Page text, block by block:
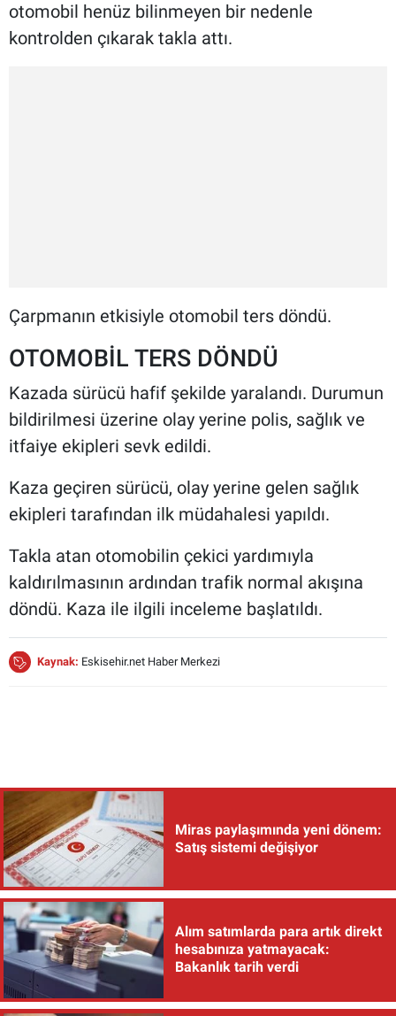
otomobil henüz bilinmeyen bir nedenle
kontrolden çıkarak takla attı.
Çarpmanın etkisiyle otomobil ters döndü.
OTOMOBİL TERS DÖNDÜ
Kazada sürücü hafif şekilde yaralandı. Durumun
bildirilmesi üzerine olay yerine polis, sağlık ve
itfaiye ekipleri sevk edildi.
Kaza geçiren sürücü, olay yerine gelen sağlık
ekipleri tarafından ilk müdahalesi yapıldı.
Takla atan otomobilin çekici yardımıyla
kaldırılmasının ardından trafik normal akışına
döndü. Kaza ile ilgili inceleme başlatıldı.
Kaynak: Eskisehir.net Haber Merkezi
Miras paylaşımında yeni dönem:
Satış sistemi değişiyor
Alım satımlarda para artık direkt
hesabınıza yatmayacak:
Bakanlık tarih verdi